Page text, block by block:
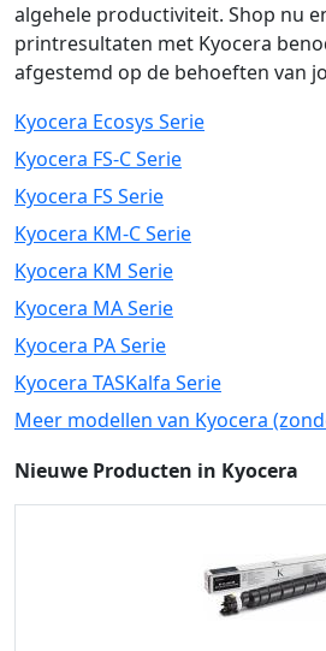
algehele productiviteit. Shop nu
printresultaten met Kyocera
afgestemd op de behoeften van
Kyocera Ecosys Serie
Kyocera FS-C Serie
Kyocera FS Serie
Kyocera KM-C Serie
Kyocera KM Serie
Kyocera MA Serie
Kyocera PA Serie
Kyocera TASKalfa Serie
Meer modellen van Kyocera
Nieuwe Producten in Kyocera